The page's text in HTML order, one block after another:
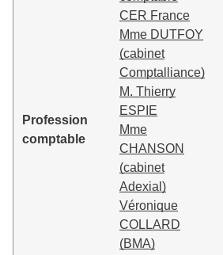
Profession
comptable
CER France
Mme DUTFOY
(cabinet
Comptalliance)
M. Thierry
ESPIE
Mme
CHANSON
(cabinet
Adexial)
Véronique
COLLARD
(BMA)